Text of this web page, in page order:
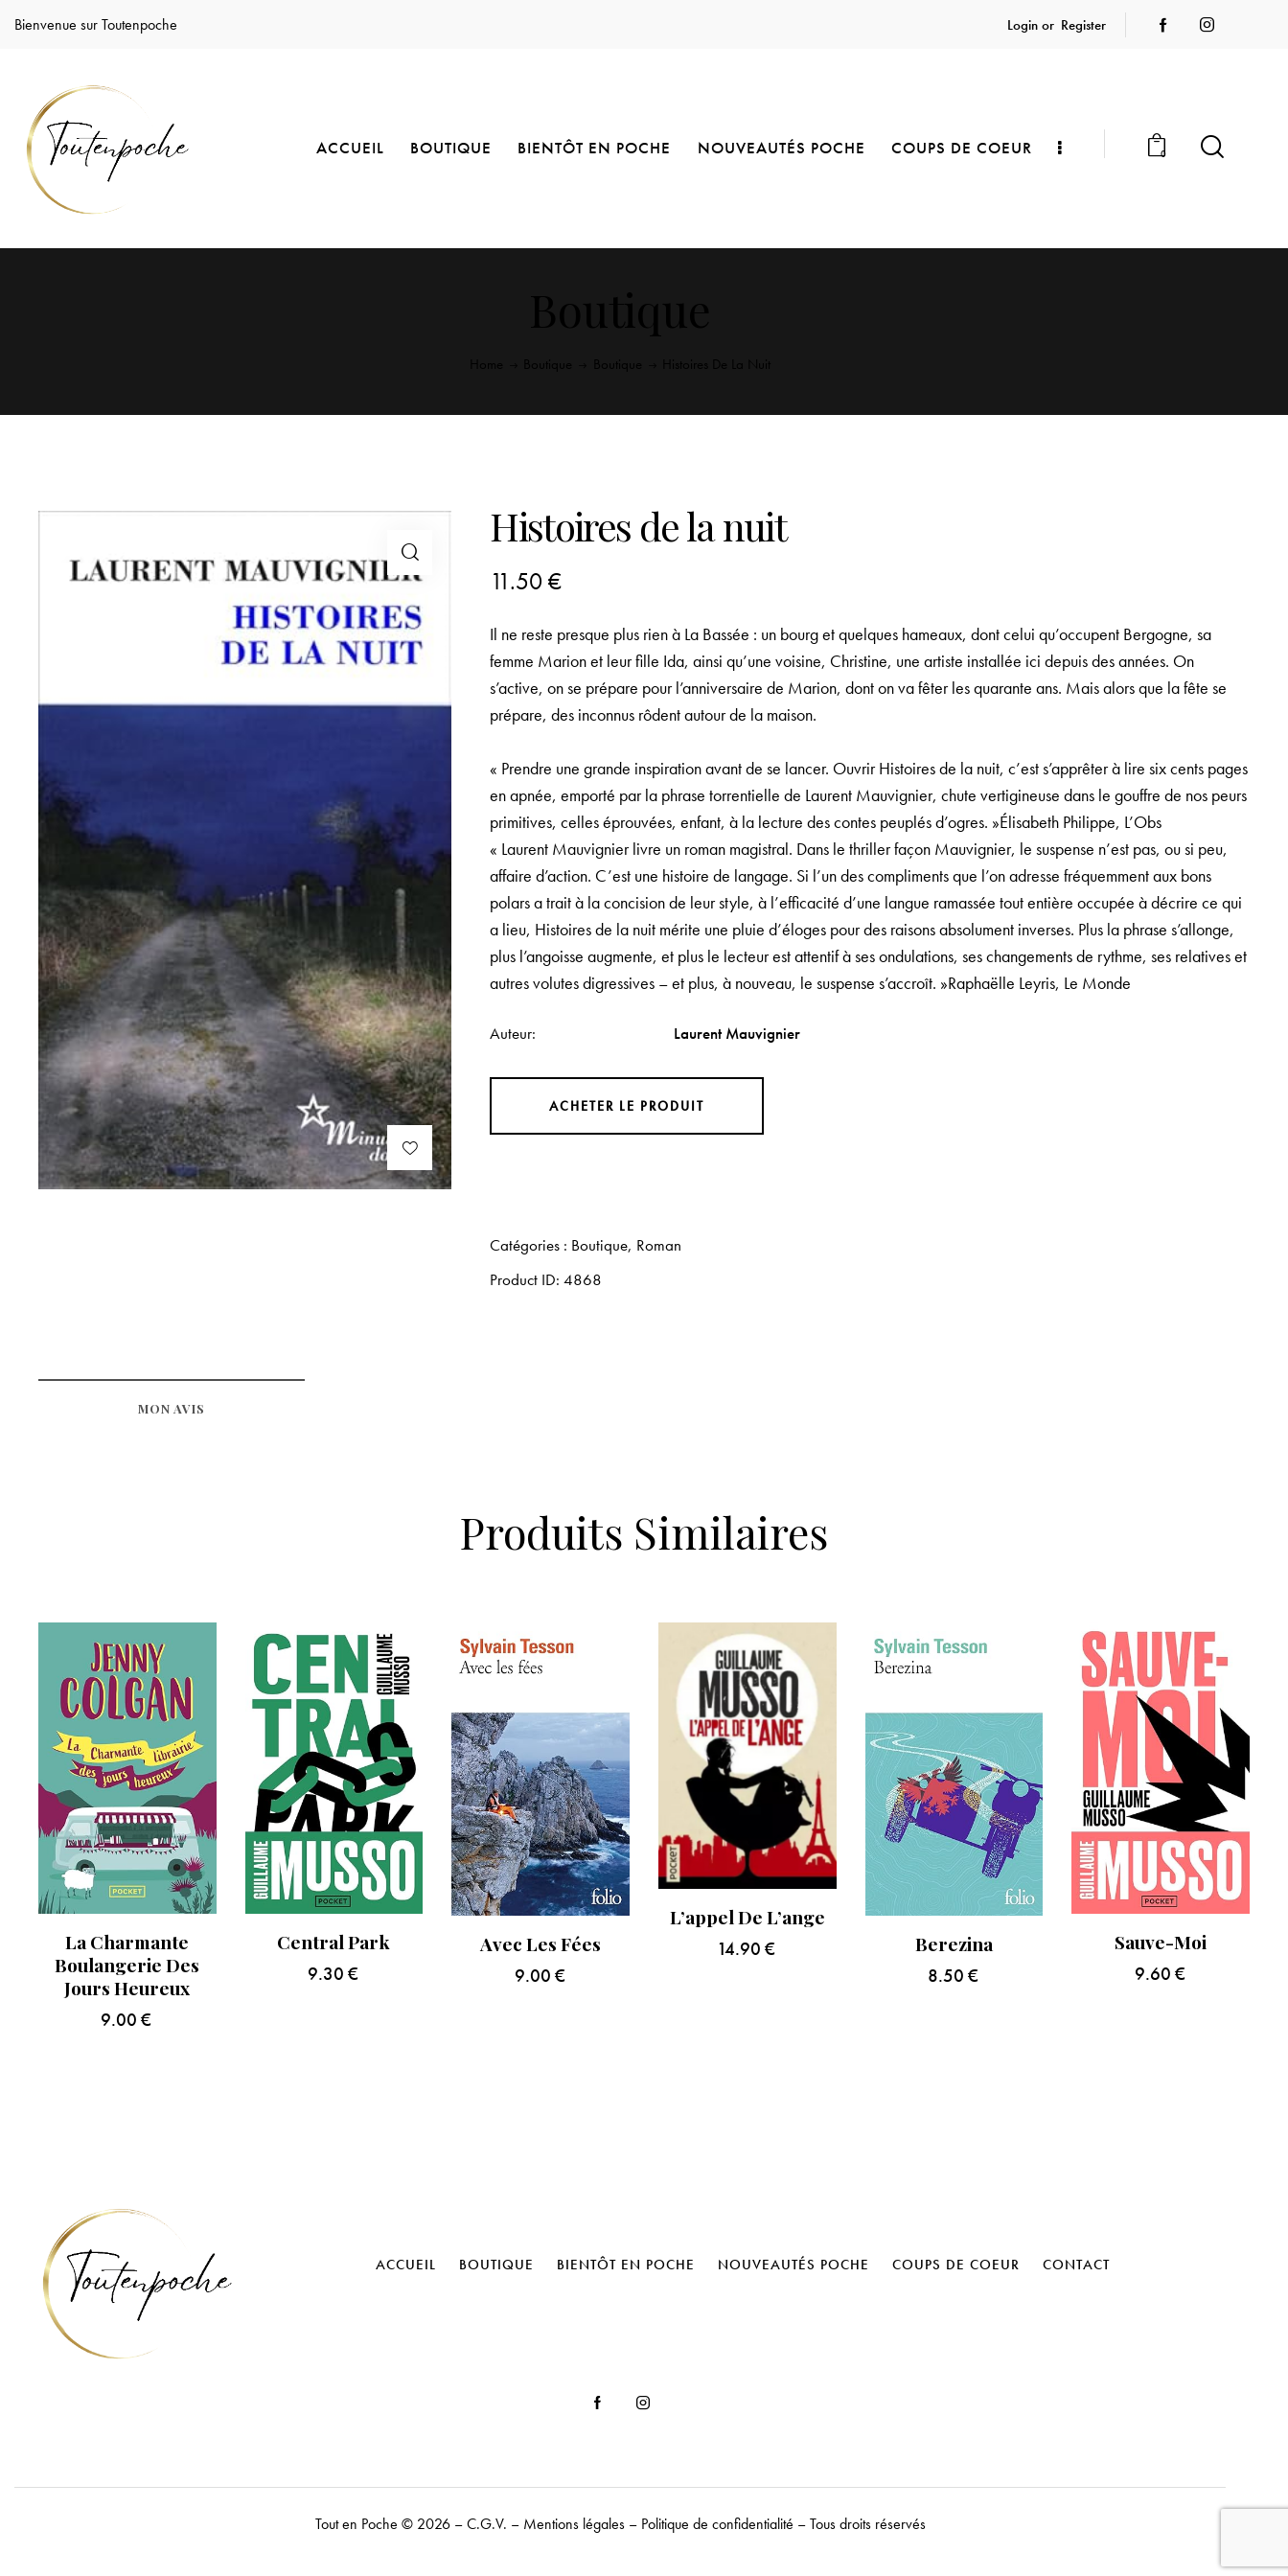
Bienvenue sur Toutenpoche Login or Register
ACCUEIL BOUTIQUE BIENTÔT EN POCHE NOUVEAUTÉS POCHE COUPS DE COEUR 0
Histoires de la nuit
11.50€
Il ne reste presque plus rien à La Bassée : un bourg et quelques hameaux, dont celui qu’occupent Bergogne, sa
femme Marion et leur fille Ida, ainsi qu’une voisine, Christine, une artiste installée ici depuis des années. On
s’active, on se prépare pour l’anniversaire de Marion, dont on va fêter les quarante ans. Mais alors que la fête se
prépare, des inconnus rôdent autour de la maison.
« Prendre une grande inspiration avant de se lancer. OuvrirHistoires de la nuit, c’est s’apprêter à lire six cents pages
en apnée, emporté par la phrase torrentielle de Laurent Mauvignier, chute vertigineuse dans le gouffre de nos peurs
primitives, celles éprouvées, enfant, à la lecture des contes peuplés d’ogres. »Élisabeth Philippe, L’Obs
« Laurent Mauvignier livre un roman magistral. Dans le thriller façon Mauvignier, le suspense n’est pas, ou si peu,
affaire d’action. C’est une histoire de langage. Si l’un des compliments que l’on adresse fréquemment aux bons
polars a trait à la concision de leur style, à l’efficacité d’une langue ramassée tout entière occupée à décrire ce qui
a lieu, Histoires de la nuit mérite une pluie d’éloges pour des raisons absolument inverses. Plus la phrase s’allonge,
plus l’angoisse augmente, et plus le lecteur est attentif à ses ondulations, ses changements de rythme, ses relatives et
autres volutes digressives – et plus, à nouveau, le suspense s’accroît. »Raphaëlle Leyris, Le Monde
Auteur Laurent Mauvignier
ACHETER LE PRODUIT
Catégories : Boutique, Roman
Product ID:4868
MON AVIS
Produits Similaires
La Charmante
Boulangerie Des
Jours Heureux
9.00€
Central Park
9.30 €
Avec Les Fées
9.00 €
L’appel De L’ange
14.90€ Berezina
8.50 €
Sauve-Moi
9.60 €
ACCUEIL BOUTIQUE BIENTÔT EN POCHE NOUVEAUTÉS POCHE COUPS DE COEUR CONTACT
Tout en Poche © 2026 –C.G.V. – Mentions légales– Politique de confidentialité – Tous droits réservés